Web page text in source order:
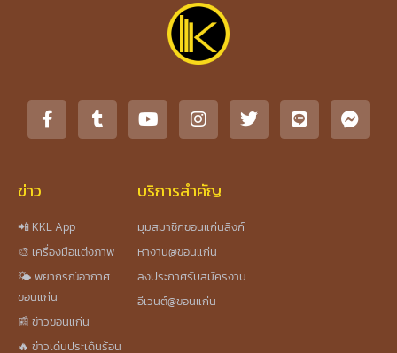
ข่าว
📲 KKL App
🎨 เครื่องมือแต่งภาพ
🌤️ พยากรณ์อากาศ
ขอนแก่น
📰 ข่าวขอนแก่น
🔥 ข่าวเด่นประเด็นร้อน
บริการสำคัญ
มุมสมาชิกขอนแก่นลิงก์
หางาน@ขอนแก่น
ลงประกาศรับสมัครงาน
อีเวนต์@ขอนแก่น